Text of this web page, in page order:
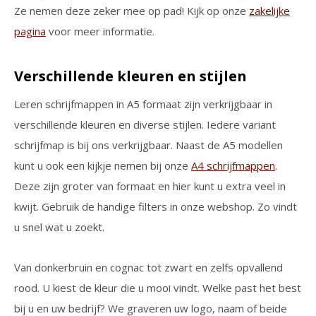
Ze nemen deze zeker mee op pad! Kijk op onze zakelijke
pagina voor meer informatie.
Verschillende kleuren en stijlen
Leren schrijfmappen in A5 formaat zijn verkrijgbaar in
verschillende kleuren en diverse stijlen. Iedere variant
schrijfmap is bij ons verkrijgbaar. Naast de A5 modellen
kunt u ook een kijkje nemen bij onze A4 schrijfmappen.
Deze zijn groter van formaat en hier kunt u extra veel in
kwijt. Gebruik de handige filters in onze webshop. Zo vindt
u snel wat u zoekt.
Van donkerbruin en cognac tot zwart en zelfs opvallend
rood. U kiest de kleur die u mooi vindt. Welke past het best
bij u en uw bedrijf? We graveren uw logo, naam of beide